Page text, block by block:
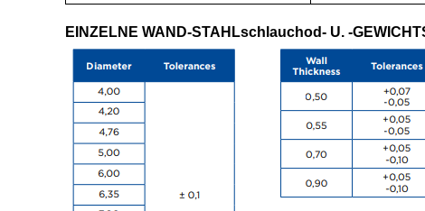
EINZELNE WAND-STAHLschlauchod- U. -